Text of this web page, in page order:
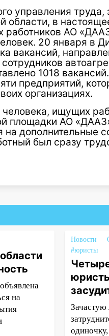
управления труда,
области, в
АО
20 января в
вакансий,
1018
предприятий,
организациях.
ищущих
площадки АО
дополнительные
был сразу
на
Новости
#юристы